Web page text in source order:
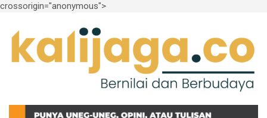
crossorigin="anonymous">
content
kalijaga.co